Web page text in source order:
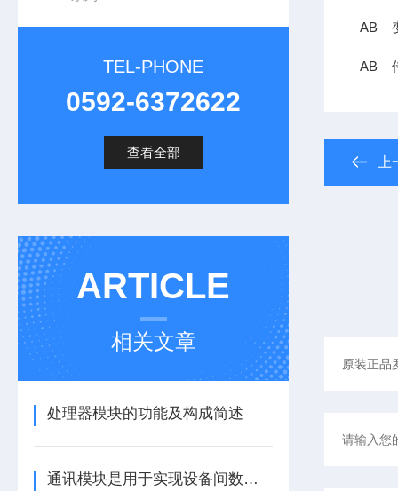
TEL-PHONE
0592-6372622
查看全部
ARTICLE
相关文章
处理器模块的功能及构成简述
通讯模块是用于实现设备间数据传输与通信的集成化硬件组件
AB
AB